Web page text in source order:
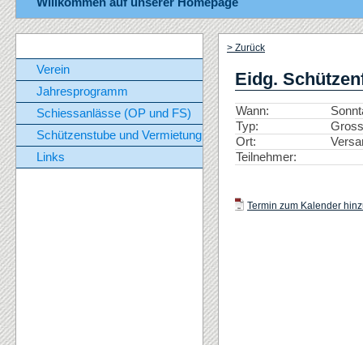
Verein
Jahresprogramm
Schiessanlässe (OP und FS)
Schützenstube und Vermietung
Links
> Zurück
Eidg.
Wann:
Typ:
Ort:
Teilnehmer:
Termin zum Kalender